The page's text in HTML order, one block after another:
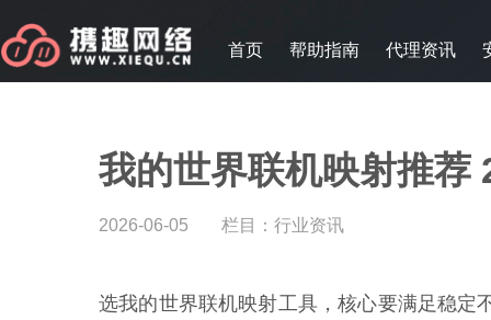
首页 帮助指南 代理资讯
我的世界联机映射推荐
2026-06-05 栏目： 行业资讯
选我的世界联机映射工具，核心要满足稳定